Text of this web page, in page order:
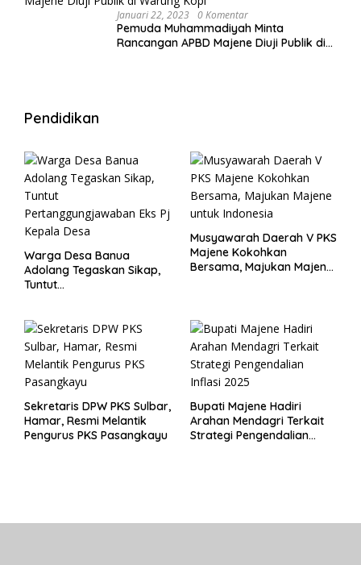
Januari 22, 2023 0 Komentar
Pemuda Muhammadiyah Minta
Rancangan APBD Majene Diuji Publik di
Pendidikan
Warga Desa Banua
Adolang Tegaskan Sikap,
Tuntut
Musyawarah Daerah V PKS
Majene Kokohkan
Bersama, Majukan Majene
Sekretaris DPW PKS Sulbar,
Hamar, Resmi Melantik
Pengurus PKS Pasangkayu
Bupati Majene Hadiri
Arahan Mendagri Terkait
Strategi Pengendalian